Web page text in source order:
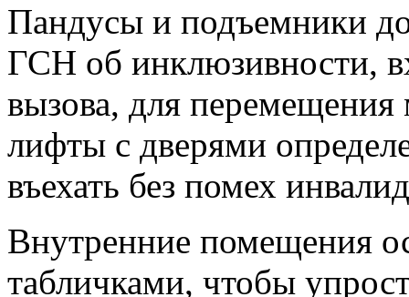
Пандусы и подъемники
ГСН об инклюзивности,
вызова, для
лифты с дверями
въехать без помех
Внутренние помещения
табличками, чтобы